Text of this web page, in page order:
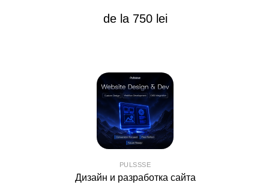
de la 750 lei
PULSSSE
Дизайн и разработка сайта